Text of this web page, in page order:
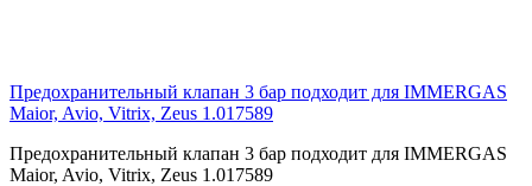
Предохранительный клапан 3 бар подходит для IMMERGAS
Maior, Avio, Vitrix, Zeus 1.017589
Предохранительный клапан 3 бар подходит для IMMERGAS
Maior, Avio, Vitrix, Zeus 1.017589